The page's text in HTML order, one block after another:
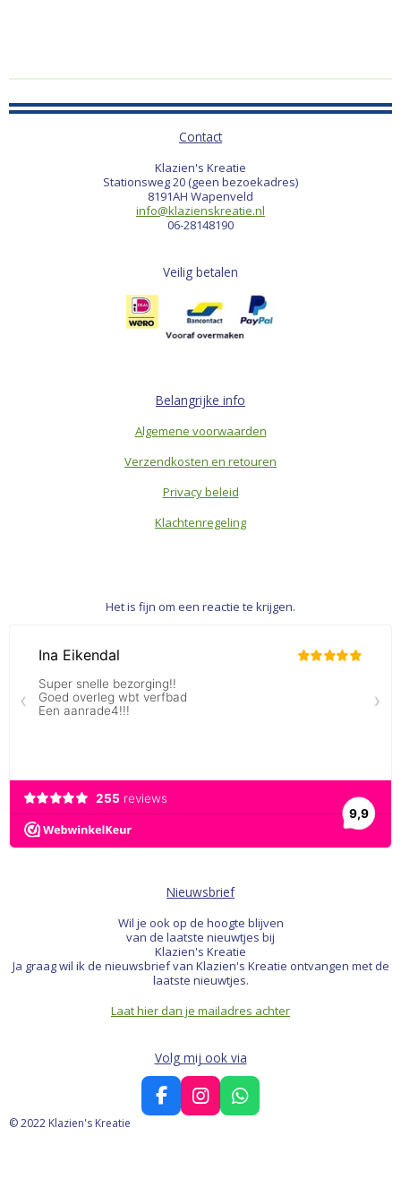
Contact
Klazien's Kreatie
Stationsweg 20 (geen bezoekadres)
8191AH Wapenveld
info@klazienskreatie.nl
06-28148190
Veilig betalen
Belangrijke info
Algemene voorwaarden
Verzendkosten en retouren
Privacy beleid
Klachtenregeling
Het is fijn om een reactie te krijgen.
Nieuwsbrief
Wil je ook op de hoogte blijven
van de laatste nieuwtjes bij
Klazien's Kreatie
Ja graag wil ik de nieuwsbrief van Klazien's Kreatie ontvangen met de
laatste nieuwtjes.
Laat hier dan je mailadres achter
Volg mij ook via
F
a
I
n
W
h
© 2022 Klazien's Kreatie